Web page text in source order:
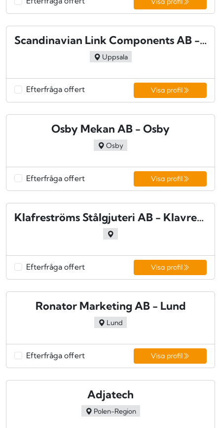
Scandinavian Link Components AB - Uppsala
Uppsala
Efterfråga offert Visa profil
Osby Mekan AB - Osby
Osby
Efterfråga offert Visa profil
Klafreströms Stålgjuteri AB - Klavreström
Efterfråga offert Visa profil
Ronator Marketing AB - Lund
Lund
Efterfråga offert Visa profil
Adjatech
Polen-Region